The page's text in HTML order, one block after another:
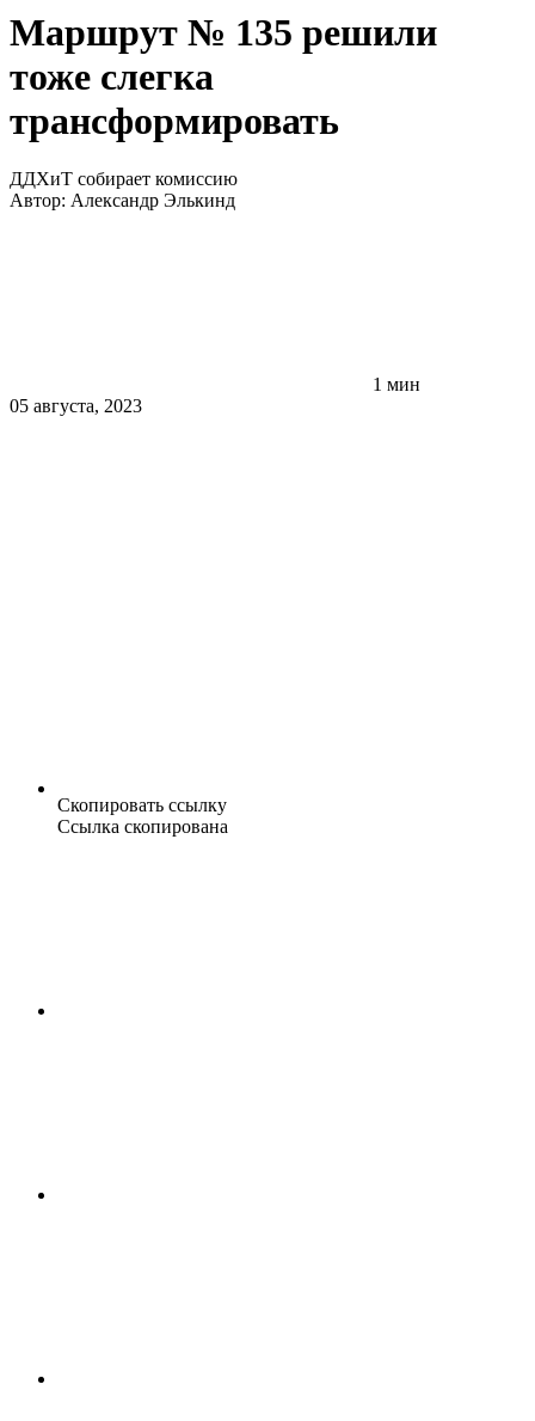
Маршрут № 135 решили
тоже слегка
трансформировать
ДДХиТ собирает комиссию
Автор: Александр Элькинд
1 мин
05 августа, 2023
Скопировать ссылку
Ссылка скопирована